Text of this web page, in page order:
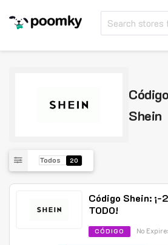
Shein
Todos 20
Código Shein: ¡-
TODO!
CÓDIGO No